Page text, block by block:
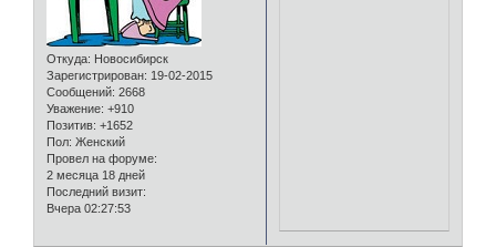
Откуда: Новосибирск
Зарегистрирован: 19-02-2015
Сообщений: 2668
Уважение: +910
Позитив: +1652
Пол: Женский
Провел на форуме:
2 месяца 18 дней
Последний визит:
Вчера 02:27:53